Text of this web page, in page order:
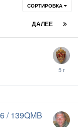
СОРТИРОВКА
ДАЛЕЕ
/ 139QMB